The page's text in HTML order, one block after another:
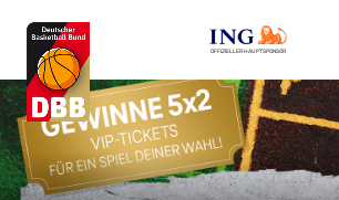
OFFIZIELLER HAUPTSPONSOR